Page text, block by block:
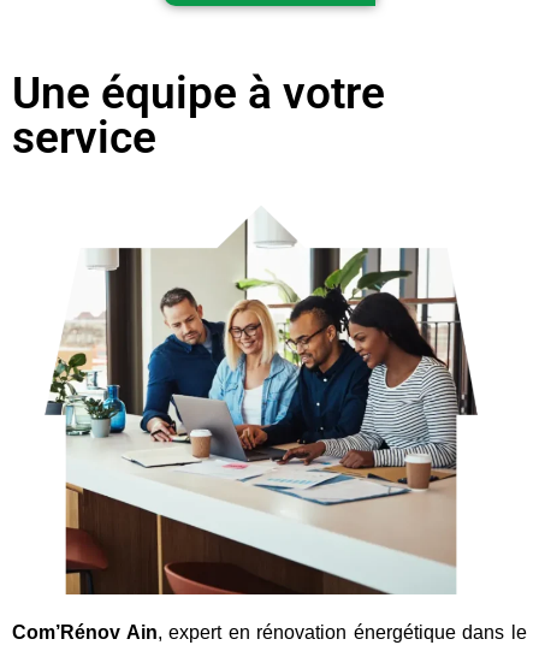
Une équipe à votre
service
Com’Rénov Ain, expert en rénovation énergétique dans le